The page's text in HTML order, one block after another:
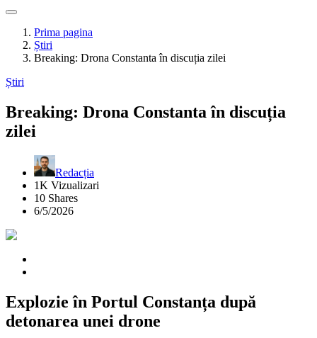
Prima pagina
Știri
Breaking: Drona Constanta în discuția zilei
Știri
Breaking: Drona Constanta în discuția
zilei
Redacția
1K Vizualizari
10 Shares
6/5/2026
Explozie în Portul Constanța după
detonarea unei drone